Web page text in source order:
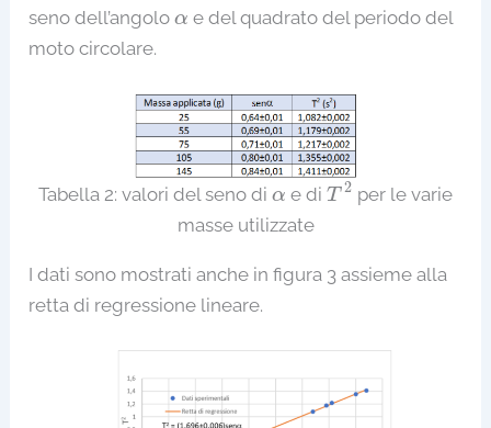
seno dell’angoloα
α e del quadrato del periodo del
moto circolare.
Tabella 2: valori del seno di α
α e di T 2
T2 per le varie
masse utilizzate
I dati sono mostrati anche in figura 3 assieme alla
retta di regressione lineare.